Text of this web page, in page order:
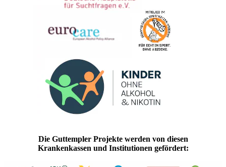
Die Guttempler Projekte werden von diesen
Krankenkassen und Institutionen gefördert: